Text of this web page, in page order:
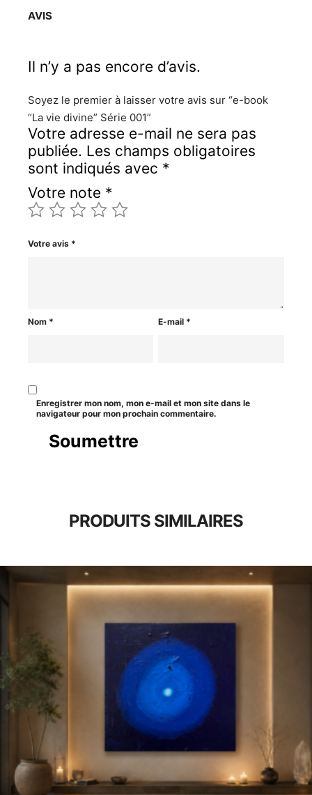
AVIS
Il n’y a pas encore d’avis.
Soyez le premier à laisser votre avis sur “e-book
“La vie divine” Série 001”
Votre adresse e-mail ne sera pas
publiée. Les champs obligatoires
sont indiqués avec *
Votre note *
Votre avis *
Nom * E-mail *
Enregistrer mon nom, mon e-mail et mon site dans le
navigateur pour mon prochain commentaire.
PRODUITS SIMILAIRES
3,00€ 150,00€